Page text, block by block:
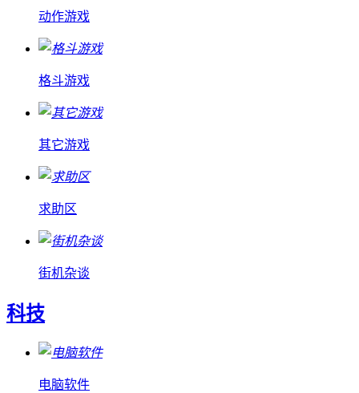
动作游戏
格斗游戏
其它游戏
求助区
街机杂谈
科技
电脑软件